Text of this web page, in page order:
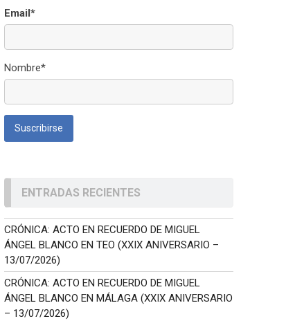
Email*
Nombre*
ENTRADAS RECIENTES
CRÓNICA: ACTO EN RECUERDO DE MIGUEL
ÁNGEL BLANCO EN TEO (XXIX ANIVERSARIO –
13/07/2026)
CRÓNICA: ACTO EN RECUERDO DE MIGUEL
ÁNGEL BLANCO EN MÁLAGA (XXIX ANIVERSARIO
– 13/07/2026)